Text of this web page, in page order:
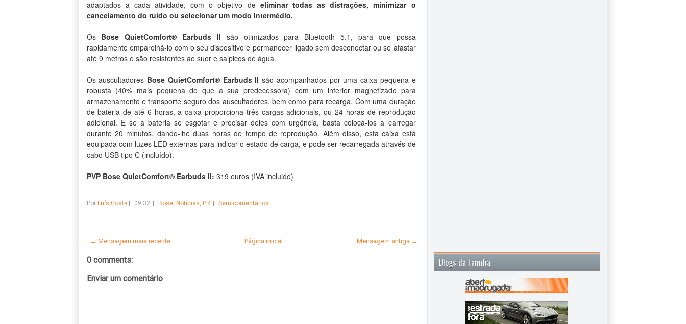
adaptados a cada atividade, com o objetivo de eliminar todas as distrações, minimizar o
cancelamento do ruído ou selecionar um modo intermédio.
Os Bose QuietComfort® Earbuds II são otimizados para Bluetooth 5.1, para que possa
rapidamente emparelhá-lo com o seu dispositivo e permanecer ligado sem desconectar ou se afastar
até 9 metros e são resistentes ao suor e salpicos de água.
Os auscultadores Bose QuietComfort® Earbuds II são acompanhados por uma caixa pequena e
robusta (40% mais pequena do que a sua predecessora) com um interior magnetizado para
armazenamento e transporte seguro dos auscultadores, bem como para recarga. Com uma duração
de bateria de até 6 horas, a caixa proporciona três cargas adicionais, ou 24 horas de reprodução
adicional. E se a bateria se esgotar e precisar deles com urgência, basta colocá-los a carregar
durante 20 minutos, dando-lhe duas horas de tempo de reprodução. Além disso, esta caixa está
equipada com luzes LED externas para indicar o estado de carga, e pode ser recarregada através de
cabo USB tipo C (incluído).
PVP Bose QuietComfort® Earbuds II: 319 euros (IVA incluido)
Por Luís Costa 09:32 Bose, Notícias, PR Sem comentários
← Mensagem mais recente Mensagem antiga →
Página inicial
0 comments:
Enviar um comentário
Blogs da Família